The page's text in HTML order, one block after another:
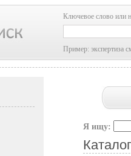
Ключевое слово или
Пример: экспертиза
Я ищу: